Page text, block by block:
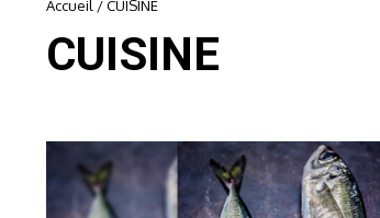
Accueil /CUISINE
CUISINE